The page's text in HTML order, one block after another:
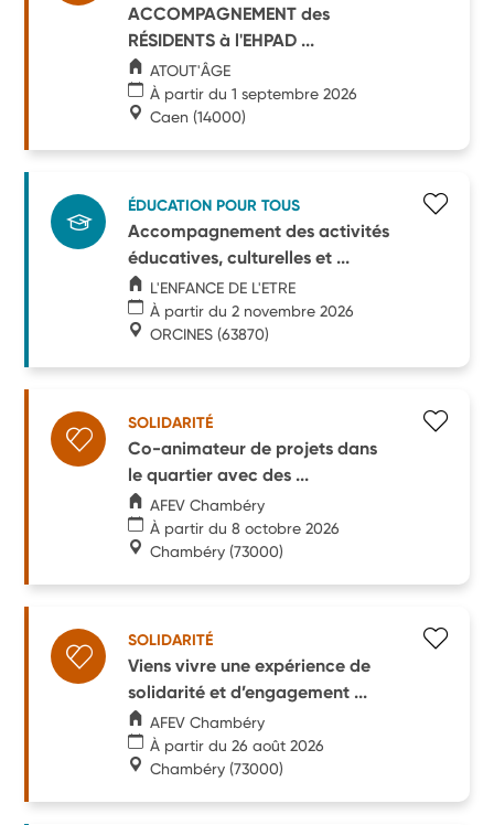
ACCOMPAGNEMENT des
RÉSIDENTS à l'EHPAD ...
ATOUT'ÂGE
À partir du 1 septembre 2026
Caen (14000)
ÉDUCATION POUR TOUS
Accompagnement des activités
éducatives, culturelles et ...
L'ENFANCE DE L'ETRE
À partir du 2 novembre 2026
ORCINES (63870)
SOLIDARITÉ
Co-animateur de projets dans
le quartier avec des ...
AFEV Chambéry
À partir du 8 octobre 2026
Chambéry (73000)
SOLIDARITÉ
Viens vivre une expérience de
solidarité et d’engagement ...
AFEV Chambéry
À partir du 26 août 2026
Chambéry (73000)